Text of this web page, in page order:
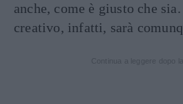
anche, come è giusto che
creativo, infatti, sarà